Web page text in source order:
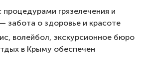
грязелечения и
забота о здоровье и красоте
волейбол, экскурсионное бюро
в Крыму обеспечен